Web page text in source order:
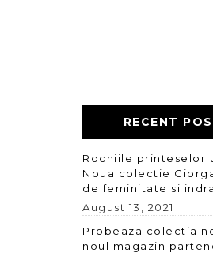
RECENT
Rochiile printeselor
Noua colectie
de feminitate si
August 13, 2021
Probeaza colectia
noul magazin